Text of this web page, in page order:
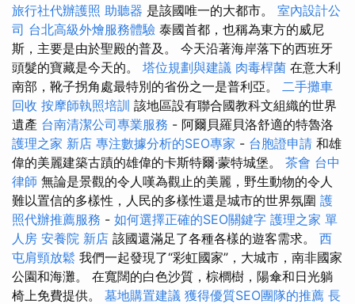
旅行社代辦護照 助聽器 是該國唯一的大都市。 室內設計公
司 台北高級外燴服務體驗 泰國首都，也稱為東方的威尼
斯，主要是由於聖殿的普及。 今天沿著海岸落下的西班牙
頭髮的寶藏是今天的。 塔位規劃與建議 肉毒桿菌 在意大利
南部，靴子拐角處最特別的省份之一是普利亞。 二手攤車
回收 按摩師執照培訓 該地區設有聯合國教科文組織的世界
遺產 台南清潔公司專業服務 - 阿爾貝羅貝洛舒適的特魯洛
護理之家 新店 專注數據分析的SEO專家 - 台胞證申請 和雄
偉的美麗建築古蹟的雄偉的卡斯特爾·蒙特城堡。 茶會 台中
律師 無論是景觀的令人嘆為觀止的美麗，野生動物的令人
難以置信的多樣性，人民的多樣性還是城市的世界氛圍 護
照代辦推薦服務 - 如何選擇正確的SEO關鍵字 護理之家 單
人房 安養院 新店 該國還滿足了各種各樣的遊客需求。 西
屯肩頸放鬆 我們一起發現了“彩虹國家”，大城市，南非國家
公園和海灘。 在寬闊的白色沙質，棕櫚樹，陽傘和日光躺
椅上免費提供。 墓地購置建議 獲得優質SEO團隊的推薦 長